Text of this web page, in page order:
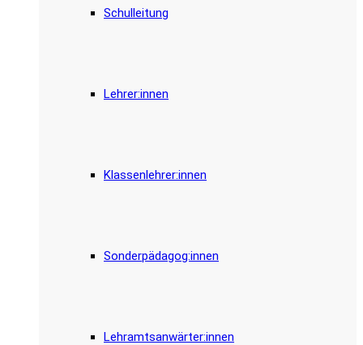
Schulleitung
Lehrer:innen
Klassenlehrer:innen
Sonderpädagog:innen
Lehramtsanwärter:innen